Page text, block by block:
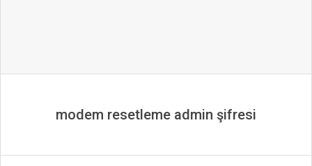
modem resetleme admin şifresi